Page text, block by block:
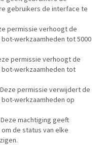
gebruikers de interface te
permissie verhoogt de
werkzaamheden tot 5000
permissie verhoogt de
werkzaamheden tot
permissie verwijdert de
werkzaamheden op
machtiging geeft
de status van elke